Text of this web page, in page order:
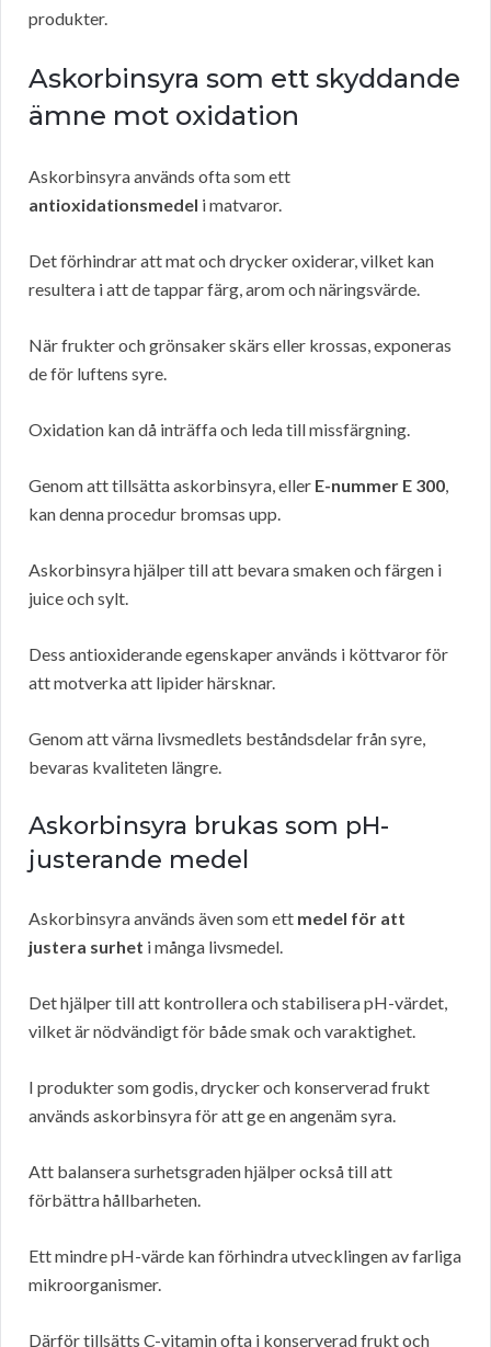
produkter.
Askorbinsyra som ett skyddande
ämne mot oxidation
Askorbinsyra används ofta som ett
antioxidationsmedel i matvaror.
Det förhindrar att mat och drycker oxiderar, vilket kan
resultera i att de tappar färg, arom och näringsvärde.
När frukter och grönsaker skärs eller krossas, exponeras
de för luftens syre.
Oxidation kan då inträffa och leda till missfärgning.
Genom att tillsätta askorbinsyra, eller E-nummer E 300,
kan denna procedur bromsas upp.
Askorbinsyra hjälper till att bevara smaken och färgen i
juice och sylt.
Dess antioxiderande egenskaper används i köttvaror för
att motverka att lipider härsknar.
Genom att värna livsmedlets beståndsdelar från syre,
bevaras kvaliteten längre.
Askorbinsyra brukas som pH-
justerande medel
Askorbinsyra används även som ett medel för att
justera surhet i många livsmedel.
Det hjälper till att kontrollera och stabilisera pH-värdet,
vilket är nödvändigt för både smak och varaktighet.
I produkter som godis, drycker och konserverad frukt
används askorbinsyra för att ge en angenäm syra.
Att balansera surhetsgraden hjälper också till att
förbättra hållbarheten.
Ett mindre pH-värde kan förhindra utvecklingen av farliga
mikroorganismer.
Därför tillsätts C-vitamin ofta i konserverad frukt och